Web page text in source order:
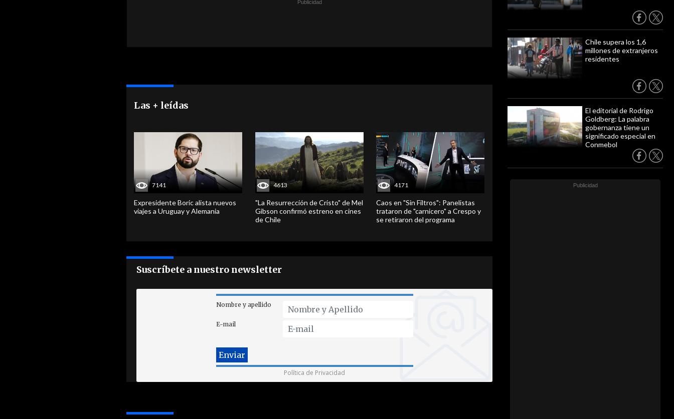
Chile supera los 1,6
millones de extranjeros
residentes
El editorial de Rodrigo
Goldberg: La palabra
gobernanza tiene un
significado especial en
Conmebol
Las + leídas
7141
Expresidente Boric alista nuevos
viajes a Uruguay y Alemania
4613
"La Resurrección de Cristo" de Mel
Gibson confirmó estreno en cines
de Chile
4171
Caos en "Sin Filtros": Panelistas
trataron de "carnicero" a Crespo y
se retiraron del programa
Suscríbete a nuestro newsletter
Nombre y apellido
E-mail
Política de Privacidad